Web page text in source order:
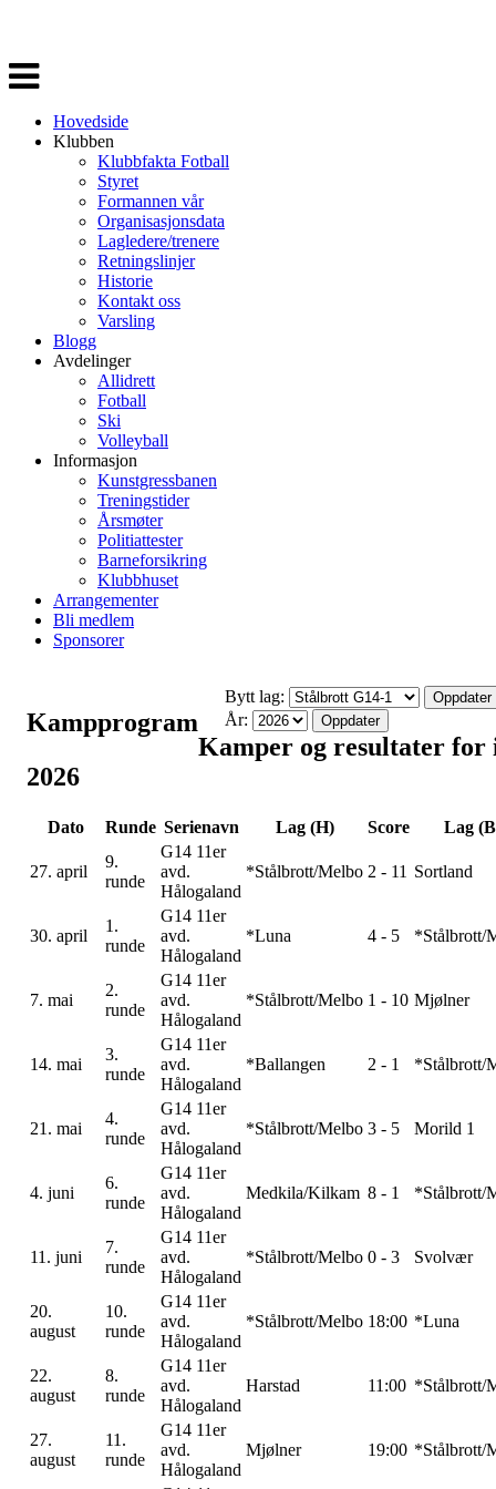
Veksle
navigasjon
Hovedside
Klubben
Klubbfakta Fotball
Styret
Formannen vår
Organisasjonsdata
Lagledere/trenere
Retningslinjer
Historie
Kontakt oss
Varsling
Blogg
Avdelinger
Allidrett
Fotball
Ski
Volleyball
Informasjon
Kunstgressbanen
Treningstider
Årsmøter
Politiattester
Barneforsikring
Klubbhuset
Arrangementer
Bli medlem
Sponsorer
Kampprogram
Bytt lag: Oppdater
År: Oppdater
Kamper og resultater for
2026
Dato Runde Serienavn Lag (H) Score Lag
27. april
9.
runde
G14 11er
avd.
Hålogaland
*Stålbrott/Melbo 2 - 11 Sortland
30. april
1.
runde
G14 11er
avd.
Hålogaland
*Luna 4 - 5 *Stålbrott/
7. mai
2.
runde
G14 11er
avd.
Hålogaland
*Stålbrott/Melbo 1 - 10 Mjølner
14. mai
3.
runde
G14 11er
avd.
Hålogaland
*Ballangen 2 - 1 *Stålbrott/
21. mai
4.
runde
G14 11er
avd.
Hålogaland
*Stålbrott/Melbo 3 - 5 Morild 1
4. juni
6.
runde
G14 11er
avd.
Hålogaland
Medkila/Kilkam 8 - 1 *Stålbrott/
11. juni
7.
runde
G14 11er
avd.
Hålogaland
*Stålbrott/Melbo 0 - 3 Svolvær
20.
august
10.
runde
G14 11er
avd.
Hålogaland
*Stålbrott/Melbo 18:00 *Luna
22.
august
8.
runde
G14 11er
avd.
Hålogaland
Harstad 11:00 *Stålbrott/
27.
august
11.
runde
G14 11er
avd.
Hålogaland
Mjølner 19:00 *Stålbrott/